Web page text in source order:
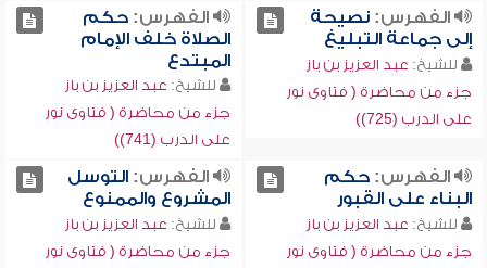
الفهرس:نصيحة
إلى جماعة التبليغ
للشيخ: عبد العزيز بن باز
جزء من محاضرة ( فتاوى نور
على الدرب (725))
الفهرس:حكم
الصلاة خلف الإمام
المبتدع
للشيخ: عبد العزيز بن باز
جزء من محاضرة ( فتاوى نور
على الدرب (741))
الفهرس:حكم
البناء على القبور
للشيخ: عبد العزيز بن باز
جزء من محاضرة ( فتاوى نور
الفهرس:التوسل
المشروع والممنوع
للشيخ: عبد العزيز بن باز
جزء من محاضرة ( فتاوى نور